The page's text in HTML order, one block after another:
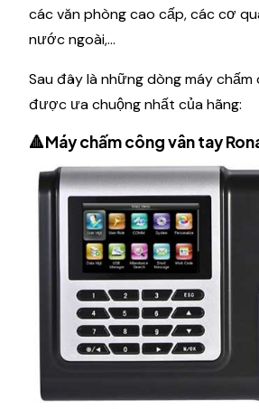
các văn phòng cao cấp, các cơ
nước ngoài,…
Sau đây là những dòng máy
được ưa chuộng nhất của hãng:
🔺Máy chấm công vân tay